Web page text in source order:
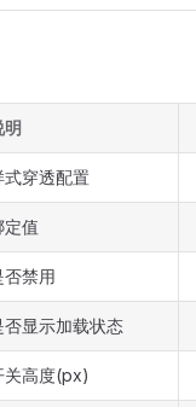
明
式穿透配置
定值
否禁用
否显示加载状态
关高度(px)